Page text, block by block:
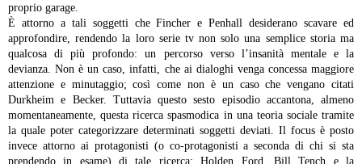
proprio garage.
È attorno a tali soggetti che Fincher e Penhall desiderano scavare ed
approfondire, rendendo la loro serie tv non solo una semplice storia ma
qualcosa di più profondo: un percorso verso l’insanità mentale e la
devianza. Non è un caso, infatti, che ai dialoghi venga concessa maggiore
attenzione e minutaggio; così come non è un caso che vengano citati
Durkheim e Becker.
Tuttavia questo sesto episodio accantona, almeno
momentaneamente, questa ricerca spasmodica in una teoria sociale tramite
la quale poter categorizzare determinati soggetti deviati. Il focus è posto
invece attorno ai protagonisti (o co-protagonisti a seconda di chi si sta
prendendo in esame) di tale ricerca: Holden Ford, Bill Tench e la